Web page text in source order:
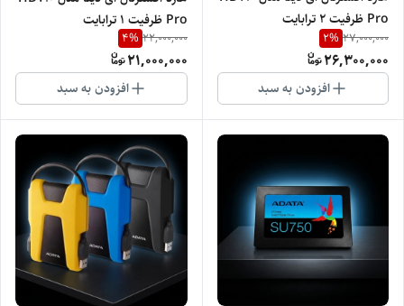
Pro ظرفیت 2 ترابایت
27,000,000
2%
26,300,000
افزودن به سبد
Pro ظرفیت 1 ترابایت
22,000,000
4%
21,000,000
افزودن به سبد